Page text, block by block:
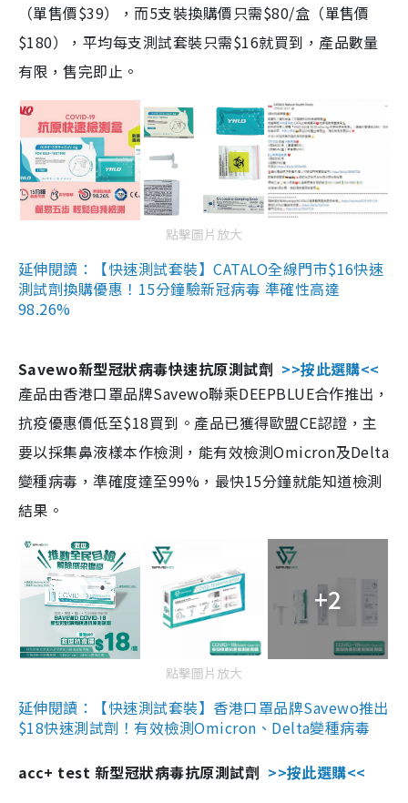
（單售價$39），而5支裝換購價只需$80/盒（單售價
$180），平均每支測試套裝只需$16就買到，產品數量
有限，售完即止。
點擊圖片放大
延伸閱讀：【快速測試套裝】CATALO全線門市$16快速
測試劑換購優惠！15分鐘驗新冠病毒 準確性高達
98.26%
Savewo新型冠狀病毒快速抗原測試劑 >>按此選購<<
產品由香港口罩品牌Savewo聯乘DEEPBLUE合作推出，
抗疫優惠價低至$18買到。產品已獲得歐盟CE認證，主
要以採集鼻液樣本作檢測，能有效檢測Omicron及Delta
變種病毒，準確度達至99%，最快15分鐘就能知道檢測
結果。
+2
點擊圖片放大
延伸閱讀：【快速測試套裝】香港口罩品牌Savewo推出
$18快速測試劑！有效檢測Omicron、Delta變種病毒
acc+ test 新型冠狀病毒抗原測試劑 >>按此選購<<